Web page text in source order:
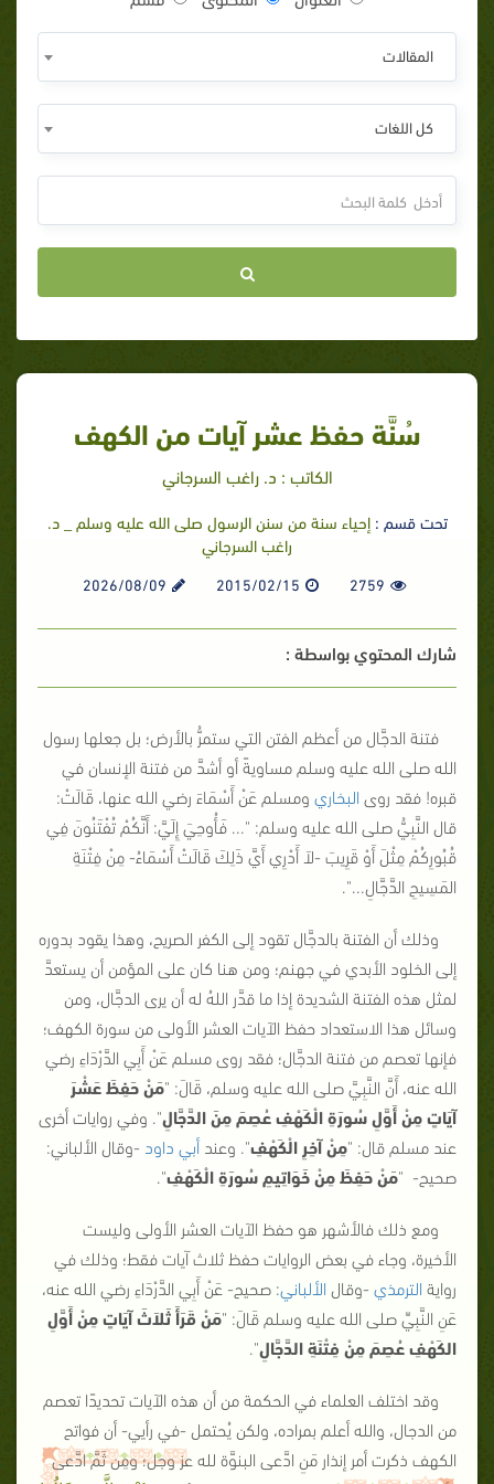
المقالات
كل اللغات
سُنَّة حفظ عشر آيات من الكهف
الكاتب : د. راغب السرجاني
تحت قسم :إحياء سنة من سنن الرسول صلى الله عليه وسلم _ د.
راغب السرجاني
2759
2015/02/15
2026/08/09
شارك المحتوي بواسطة :
فتنة الدجَّال من أعظم الفتن التي ستمرُّ بالأرض؛ بل جعلها رسول
الله صلى الله عليه وسلم مساويةً أو أشدَّ من فتنة الإنسان في
قبره! فقد روى البخاري ومسلم عَنْ أَسْمَاءَ رضي الله عنها، قَالَتْ:
قال النَّبِيُّ صلى الله عليه وسلم: "... فَأُوحِيَ إِلَيَّ: أَنَّكُمْ تُفْتَنُونَ فِي
قُبُورِكُمْ مِثْلَ أَوْ قَرِيبَ -لاَ أَدْرِي أَيَّ ذَلِكَ قَالَتْ أَسْمَاءُ- مِنْ فِتْنَةِ
المَسِيحِ الدَّجَّالِ...".
وذلك أن الفتنة بالدجَّال تقود إلى الكفر الصريح، وهذا يقود بدوره
إلى الخلود الأبدي في جهنم؛ ومن هنا كان على المؤمن أن يستعدَّ
لمثل هذه الفتنة الشديدة إذا ما قدَّر اللهُ له أن يرى الدجَّال، ومن
وسائل هذا الاستعداد حفظ الآيات العشر الأولى من سورة الكهف؛
فإنها تعصم من فتنة الدجَّال؛ فقد روى مسلم عَنْ أَبِي الدَّرْدَاءِ رضي
الله عنه، أَنَّ النَّبِيَّ صلى الله عليه وسلم، قَالَ: "مَنْ حَفِظَ عَشْرَ
آيَاتٍ مِنْ أَوَّلِ سُورَةِ الْكَهْفِ عُصِمَ مِنَ الدَّجَّالِ". وفي روايات أخرى
عند مسلم قال: "مِنْ آخِرِ الْكَهْفِ". وعند أبي داود -وقال الألباني:
صحيح- "مَنْ حَفِظَ مِنْ خَوَاتِيمِ سُورَةِ الْكَهْفِ"
.
ومع ذلك فالأشهر هو حفظ الآيات العشر الأولى وليست
الأخيرة، وجاء في بعض الروايات حفظ ثلاث آيات فقط؛ وذلك في
رواية الترمذي -وقال الألباني: صحيح- عَنْ أَبِي الدَّرْدَاءِ رضي الله عنه،
عَنِ النَّبِيِّ صلى الله عليه وسلم قَالَ: "مَنْ قَرَأَ ثَلاَثَ آيَاتٍ مِنْ أَوَّلِ
الكَهْفِ عُصِمَ مِنْ فِتْنَةِ الدَّجَّالِ"
.
وقد اختلف العلماء في الحكمة من أن هذه الآيات تحديدًا تعصم
من الدجال، والله أعلم بمراده، ولكن يُحتمل -في رأيي- أن فواتح
الكهف ذكرت أمر إنذار مَنِ ادَّعى البنوَّة لله عز وجل؛ ومِن ثَمَّ ادَّعى